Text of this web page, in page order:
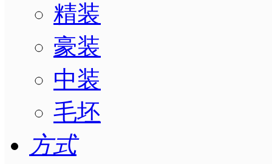
精装
豪装
中装
毛坯
方式